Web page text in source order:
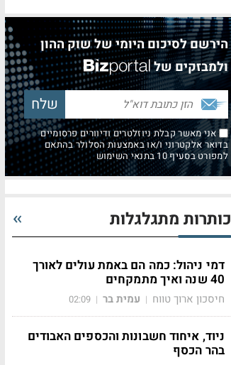
הירשם לסיכום היומי של שוק ההון
ולמבזקים של
אני מאשר קבלת ניוזלטרים ודיוורים פרסומיים
בדואר אלקטרוני ו/או באמצעות הסלולר בהתאם
למפורט בסעיף 10 בתנאי השימוש
כותרות מתגלגלות
דמי ניהול: כמה הם באמת עולים לאורך
40 שנה ואיך מתמקחים
חיסכון ארוך טווח | עמית בר |
02:09
ניוד, איחוד חשבונות והכספים האבודים
בהר הכסף